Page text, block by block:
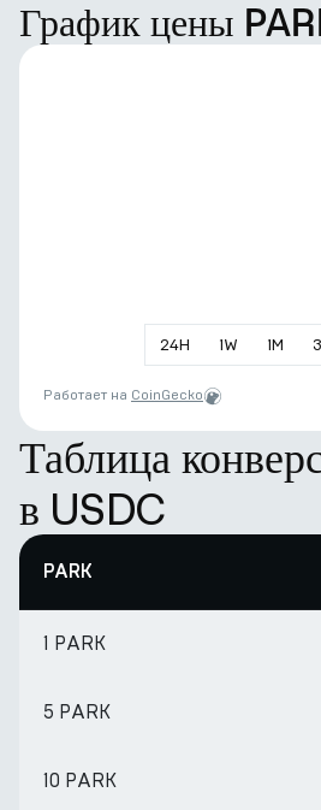
График цены
24H 1W 1M 3
Работает на CoinGecko
Таблица
в USDC
PARK
1 PARK
5 PARK
10 PARK